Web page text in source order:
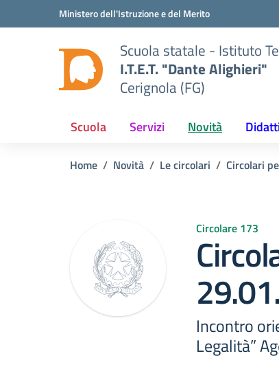
Vai ai contenuti
Vai al menu di navigazioneMinistero dell'Istruzione e del Merito
Scuola statale - Istituto
I.T.E.T. "Dante Alighieri"
Cerignola (FG)
Scuola Servizi Novità
Home Novità Le circolari Circolari
Circolare 173
Incontro
Legalità”